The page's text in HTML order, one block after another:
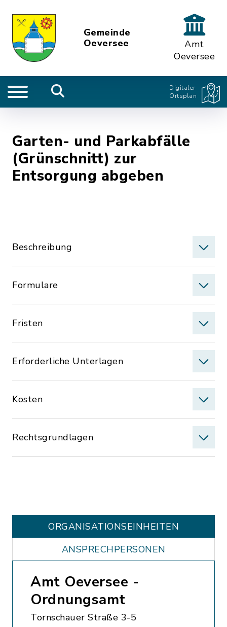
Gemeinde
Oeversee
Amt
Oeversee
Digitaler
Ortsplan
Garten- und Parkabfälle
(Grünschnitt) zur
Entsorgung abgeben
Beschreibung
Formulare
Fristen
Erforderliche Unterlagen
Kosten
Rechtsgrundlagen
ORGANISATIONS­EINHEITEN
ANSPRECHPERSONEN
Amt Oeversee -
Ordnungsamt
Tornschauer Straße 3-5